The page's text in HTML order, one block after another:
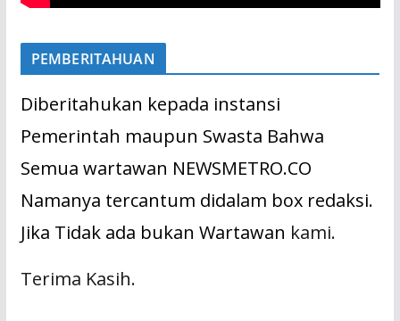
PEMBERITAHUAN
Diberitahukan kepada instansi
Pemerintah maupun Swasta Bahwa
Semua wartawan NEWSMETRO.CO
Namanya tercantum didalam box redaksi.
Jika Tidak ada bukan Wartawan kami.
Terima Kasih.